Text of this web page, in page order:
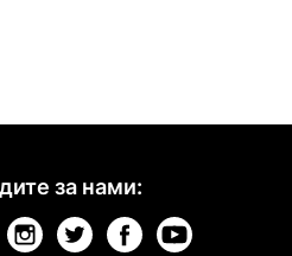
за нами: